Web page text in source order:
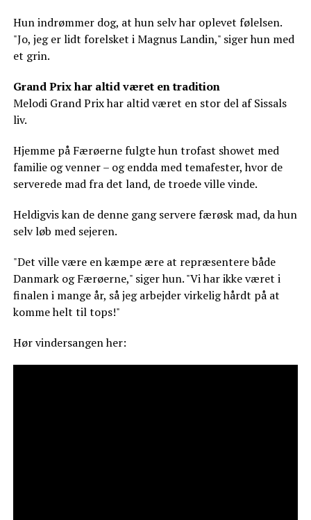
Hun indrømmer dog, at hun selv har oplevet følelsen.
"Jo, jeg er lidt forelsket i Magnus Landin," siger hun med
et grin.
Grand Prix har altid været en tradition
Melodi Grand Prix har altid været en stor del af Sissals
liv.
Hjemme på Færøerne fulgte hun trofast showet med
familie og venner – og endda med temafester, hvor de
serverede mad fra det land, de troede ville vinde.
Heldigvis kan de denne gang servere færøsk mad, da hun
selv løb med sejeren.
"Det ville være en kæmpe ære at repræsentere både
Danmark og Færøerne," siger hun. "Vi har ikke været i
finalen i mange år, så jeg arbejder virkelig hårdt på at
komme helt til tops!"
Hør vindersangen her: